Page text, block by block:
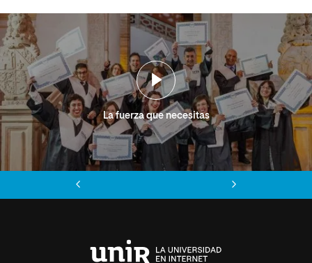
La fuerza que necesitas